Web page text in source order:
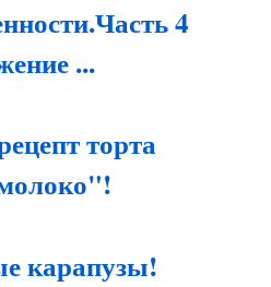
4
...
торта
карапузы!